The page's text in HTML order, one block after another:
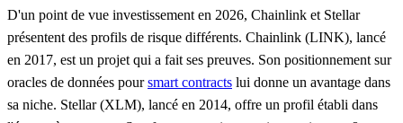
D'un point de vue investissement en 2026, Chainlink et Stellar
présentent des profils de risque différents. Chainlink (LINK), lancé
en 2017, est un projet qui a fait ses preuves. Son positionnement sur
oracles de données poursmart contracts lui donne un avantage dans
sa niche. Stellar (XLM), lancé en 2014, offre un profil établi dans